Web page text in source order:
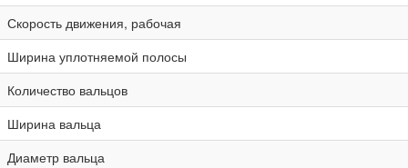
Скорость движения, рабочая
Ширина уплотняемой полосы
Количество вальцов
Ширина вальца
Диаметр вальца